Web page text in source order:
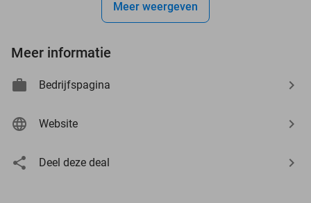
Meer weergeven
Meer informatie
Bedrijfspagina
Website
Deel deze deal